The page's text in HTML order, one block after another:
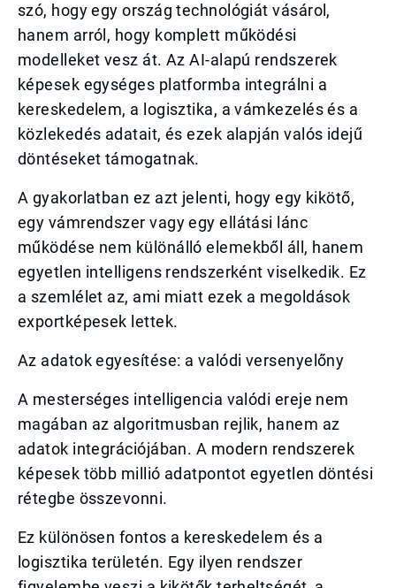
szó, hogy egy ország technológiát vásárol,
hanem arról, hogy komplett működési
modelleket vesz át. Az AI-alapú rendszerek
képesek egységes platformba integrálni a
kereskedelem, a logisztika, a vámkezelés és a
közlekedés adatait, és ezek alapján valós idejű
döntéseket támogatnak.
A gyakorlatban ez azt jelenti, hogy egy kikötő,
egy vámrendszer vagy egy ellátási lánc
működése nem különálló elemekből áll, hanem
egyetlen intelligens rendszerként viselkedik. Ez
a szemlélet az, ami miatt ezek a megoldások
exportképesek lettek.
Az adatok egyesítése: a valódi versenyelőny
A mesterséges intelligencia valódi ereje nem
magában az algoritmusban rejlik, hanem az
adatok integrációjában. A modern rendszerek
képesek több millió adatpontot egyetlen döntési
rétegbe összevonni.
Ez különösen fontos a kereskedelem és a
logisztika területén. Egy ilyen rendszer